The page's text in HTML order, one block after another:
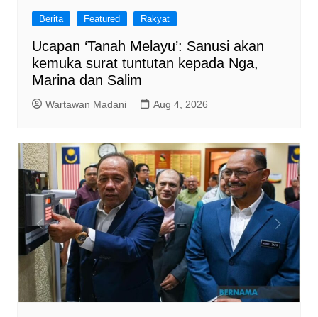
Berita Featured Rakyat
Ucapan ‘Tanah Melayu’: Sanusi akan
kemuka surat tuntutan kepada Nga,
Marina dan Salim
Wartawan Madani Aug 4, 2026